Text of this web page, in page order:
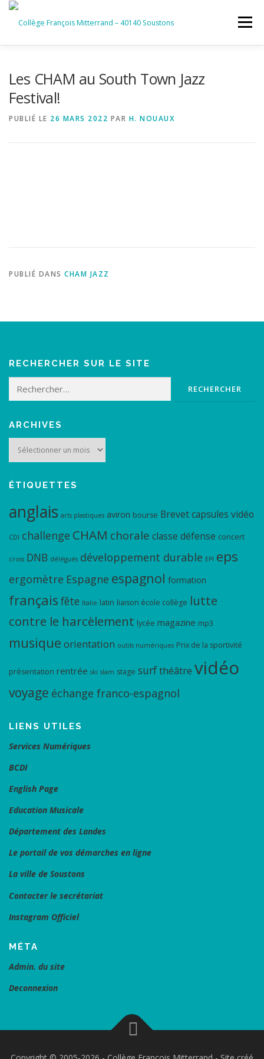
Aller
contenu
Menu
Les CHAM au South Town Jazz
Festival!
PUBLIÉ LE 26 MARS 2022 PAR H. NOUAUX
PUBLIÉ DANS CHAM JAZZ
RECHERCHER SUR LE SITE
Rechercher :
ARCHIVES
ÉTIQUETTES
anglais arts plastiques aviron bourse Brevetcapsules vidéo
CDI challenge CHAM chorale classe défense concert
cross DNB délégués développement durable EPI eps
ergomètre Espagne espagnol formation
français fête Italie latin liaison école collège lutte
contre le harcèlement lycée magazine mp3
musique orientation outils numériques Prix de la sportivité
présentation rentrée ski slam stage surfthéâtre vidéo
voyage échange franco-espagnol
LIENS UTILES
Services Numériques
BCDI
English Page
Education Musicale
Département des Landes
Le portail de vos démarches en ligne
La ville de Soustons
Contacter le secrétariat
Instagram Officiel
MÉTA
Admin. du site
Deconnexion